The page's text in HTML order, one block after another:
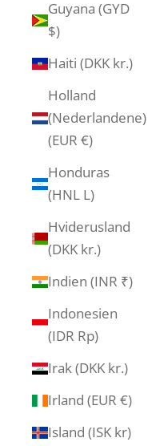
Guyana (GYD
$)
Haiti (DKK kr.)
Holland
(Nederlandene)
(EUR €)
Honduras
(HNL L)
Hviderusland
(DKK kr.)
Indien (INR ₹)
Indonesien
(IDR Rp)
Irak (DKK kr.)
Irland (EUR €)
Island (ISK kr)